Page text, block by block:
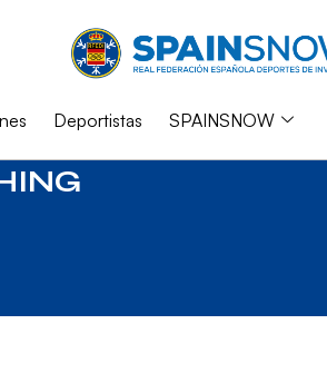
Deportistas SPAINSNOW